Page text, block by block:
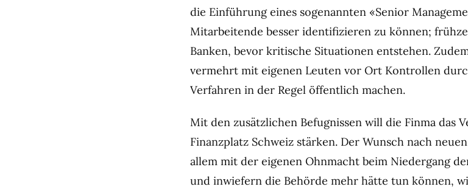
die Einführung eines sogenannten «Senior
Mitarbeitende besser identifizieren zu können;
Banken, bevor kritische Situationen entstehen.
vermehrt mit eigenen Leuten vor Ort Kontrollen
Verfahren in der Regel öffentlich machen.
Mit den zusätzlichen Befugnissen will die Finma das
Finanzplatz Schweiz stärken. Der Wunsch nach
allem mit der eigenen Ohnmacht beim Niedergang
und inwiefern die Behörde mehr hätte tun können,